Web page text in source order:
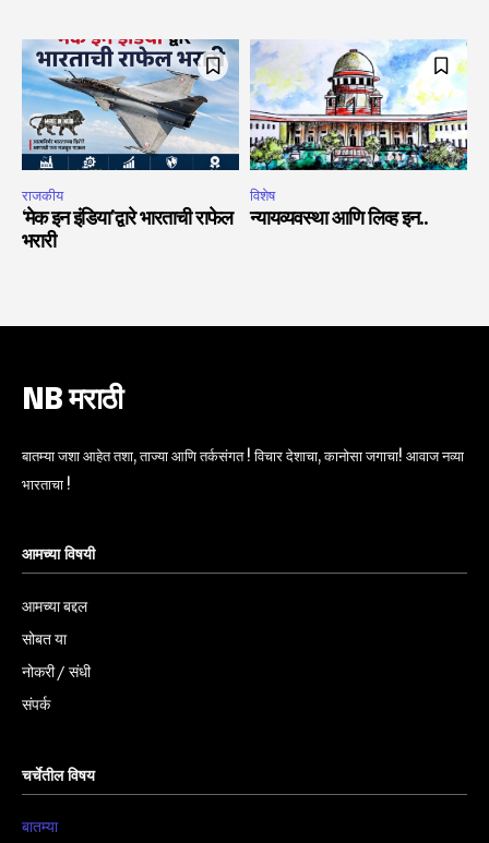
राजकीय
‘मेक इन इंडिया’द्वारे भारताची राफेल
भरारी
विशेष
न्यायव्यवस्था आणि लिव्ह इन..
NB मराठी
बातम्या जशा आहेत तशा, ताज्या आणि तर्कसंगत ! विचार देशाचा, कानोसा जगाचा! आवाज नव्या
भारताचा !
आमच्या विषयी
आमच्या बद्दल
सोबत या
नोकरी / संधी
संपर्क
चर्चेतील विषय
बातम्या